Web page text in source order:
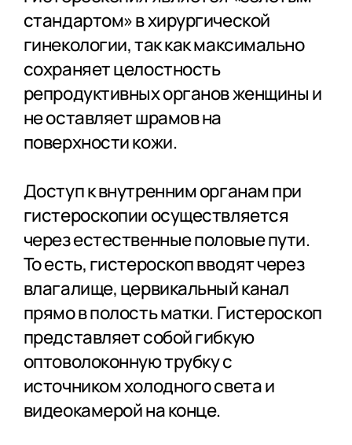
стандартом» в хирургической
гинекологии, так как максимально
сохраняет целостность
репродуктивных органов женщины и
не оставляет шрамов на
поверхности кожи.
Доступ к внутренним органам при
гистероскопии осуществляется
через естественные половые пути.
То есть, гистероскоп вводят через
влагалище, цервикальный канал
прямо в полость матки. Гистероскоп
представляет собой гибкую
оптоволоконную трубку с
источником холодного света и
видеокамерой на конце.